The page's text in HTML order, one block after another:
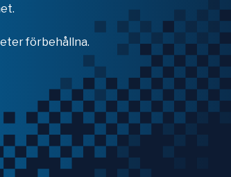
förbehållna.